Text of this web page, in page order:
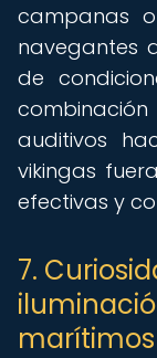
campanas
navegantes
de
auditivos
vikingas
efectivas y
7.